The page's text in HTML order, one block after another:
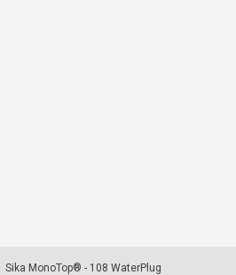
Sika MonoTop® - 108 WaterPlug